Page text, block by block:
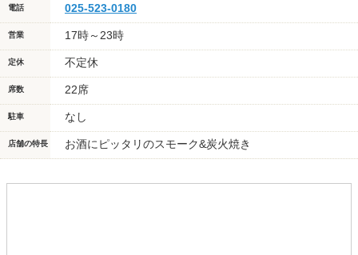
電話 025-523-0180
営業 17時～23時
定休 不定休
席数 22席
駐車 なし
店舗の特長 お酒にピッタリのスモーク&炭火焼き